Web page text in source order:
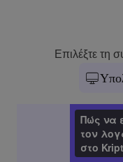
Επιλέξτε τη